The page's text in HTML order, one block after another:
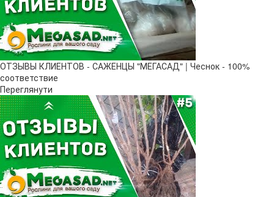
ОТЗЫВЫ КЛИЕНТОВ - САЖЕНЦЫ "МЕГАСАД" | Чеснок - 100%
соответствие
Переглянути